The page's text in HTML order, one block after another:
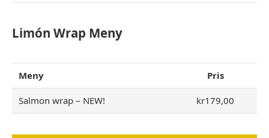
Limón Wrap Meny
Meny Pris
Salmon wrap – NEW! kr179,00